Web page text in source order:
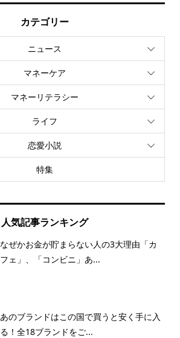
カテゴリー
ニュース
マネーケア
マネーリテラシー
ライフ
恋愛小説
特集
人気記事ランキング
なぜかお金が貯まらない人の3大理由「カ
フェ」、「コンビニ」あ...
あのブランドはこの国で買うと安く手に入
る！全18ブランドをご...